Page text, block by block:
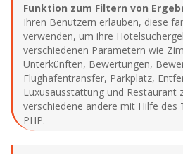
Funktion zum Filtern von
Ihren Benutzern erlauben, diese
verwenden, um ihre
verschiedenen Parametern wie
Unterkünften, Bewertungen,
Flughafentransfer, Parkplatz,
Luxusausstattung und Restaurant
verschiedene andere mit Hilfe des
PHP.